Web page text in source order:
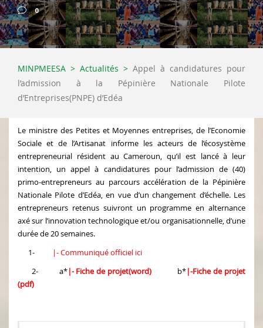
0
MINPMEESA > Actualités > Appel à candidatures pour
l’admission à la Pépinière Nationale Pilote
d’Entreprises(PNPE) d’Edéa
Le ministre des Petites et Moyennes entreprises, de l’Economie
Sociale et de l’Artisanat informe les acteurs de l’écosystème
entrepreneurial résident au Cameroun, qu’il est lancé à leur
intention, un appel à candidatures pour l’admission de (40)
primo-entrepreneurs au parcours accélération de la Pépinière
Nationale Pilote d’Edéa, en vue d’un changement d’échelle. Les
entrepreneurs retenus suivront un programme en alternance
axé sur l’innovation technologique et/ou organisationnelle, d’une
durée de 20 semaines.
1-
|- Communiqué officiel ici
2- a*|- Fiche de projet(word) b*|-Fiche de projet
(pdf)